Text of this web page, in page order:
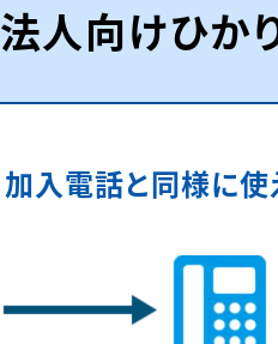
法人向けひか
加入電話と同様に使